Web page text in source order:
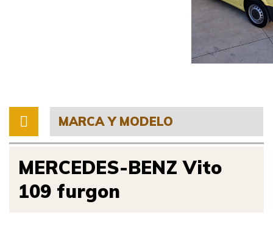
MARCA Y MODELO
MERCEDES-BENZ Vito
109 furgon